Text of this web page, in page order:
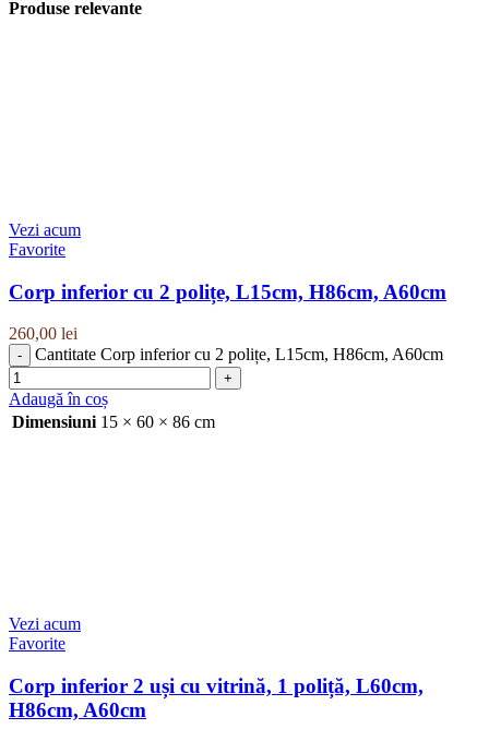
Produse relevante
Vezi acum
Favorite
Corp inferior cu 2 polițe, L15cm, H86cm, A60cm
260,00 lei
Cantitate Corp inferior cu 2 polițe, L15cm, H86cm, A60cm
Adaugă în coș
Dimensiuni 15 × 60 × 86 cm
Vezi acum
Favorite
Corp inferior 2 uși cu vitrină, 1 poliță, L60cm,
H86cm, A60cm